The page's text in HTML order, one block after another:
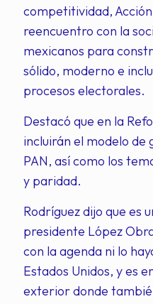
competitividad,
reencuentro con la
mexicanos para
sólido, moderno e
procesos electorales.
Destacó que en la
incluirán el modelo de
PAN, así como los
y paridad.
Rodríguez dijo que es
presidente López
con la agenda ni lo
Estados Unidos, y es
exterior donde